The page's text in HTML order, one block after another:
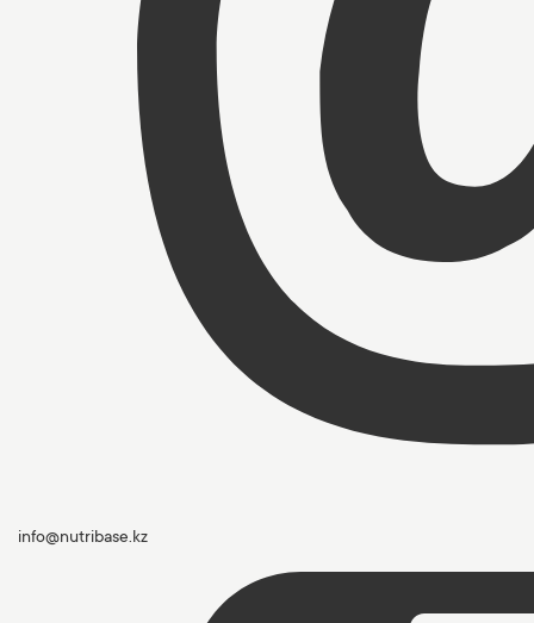
info@nutribase.kz